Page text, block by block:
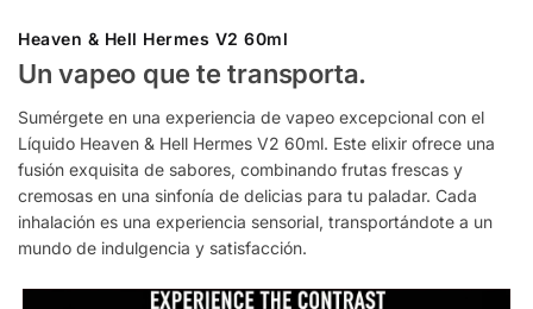
Heaven & Hell Hermes V2 60ml
Un vapeo que te transporta.
Sumérgete en una experiencia de vapeo excepcional con el
Líquido Heaven & Hell Hermes V2 60ml. Este elixir ofrece una
fusión exquisita de sabores, combinando frutas frescas y
cremosas en una sinfonía de delicias para tu paladar. Cada
inhalación es una experiencia sensorial, transportándote a un
mundo de indulgencia y satisfacción.